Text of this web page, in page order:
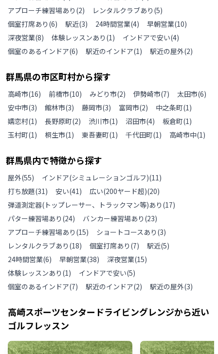
アプローチ練習場あり (2) レンタルクラブあり (5)
個室打席あり (6) 駅近(3) 24時間営業(4) 早朝営業(10)
深夜営業(8) 体験レッスンあり (1) インドアで安い(4)
個室のあるインドア(6) 駅近のインドア(1) 駅近の屋外(2)
群馬県の市区町村から探す
高崎市(16) 前橋市(10) みどり市(2) 伊勢崎市(7) 太田市(6)
安中市(3) 館林市(3) 藤岡市(3) 富岡市(2) 中之条町(1)
嬬恋村(1) 長野原町(2) 渋川市(1) 沼田市(4) 板倉町(1)
玉村町(1) 桐生市(1) 東吾妻町(1) 千代田町(1) 高崎市中(1)
群馬県内で特徴から探す
屋外(55) インドア(シミュレーションゴルフ)(11)
打ち放題(31) 安い(41) 広い(200ヤード超)(20)
弾道測定器(トップレーサー、トラックマン等)あり (17)
パター練習場あり (24) バンカー練習場あり (23)
アプローチ練習場あり (15) ショートコースあり (3)
レンタルクラブあり (18) 個室打席あり (7) 駅近(5)
24時間営業(6) 早朝営業(38) 深夜営業(15)
体験レッスンあり (1) インドアで安い(5)
個室のあるインドア(7) 駅近のインドア(2) 駅近の屋外(3)
高崎スポーツセンタードライビングレンジから近い
ゴルフレッスン